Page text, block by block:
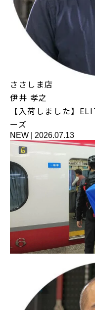
ささしま店
伊井 孝之
【入荷しました】
ーズ
NEW 2026.07.13